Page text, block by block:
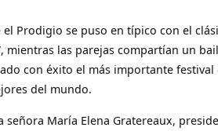
Prodigio se puso en típico con el
mientras las parejas compartían un
con éxito el más importante festival
del mundo.
María Elena Gratereaux,